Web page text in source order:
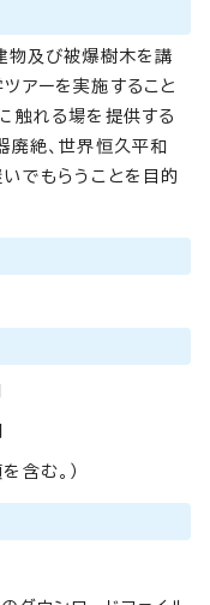
物及び被爆樹木を講
アーを実施すること
触れる場を提供する
廃絶、世界恒久平和
でもらうことを目的
含む。）